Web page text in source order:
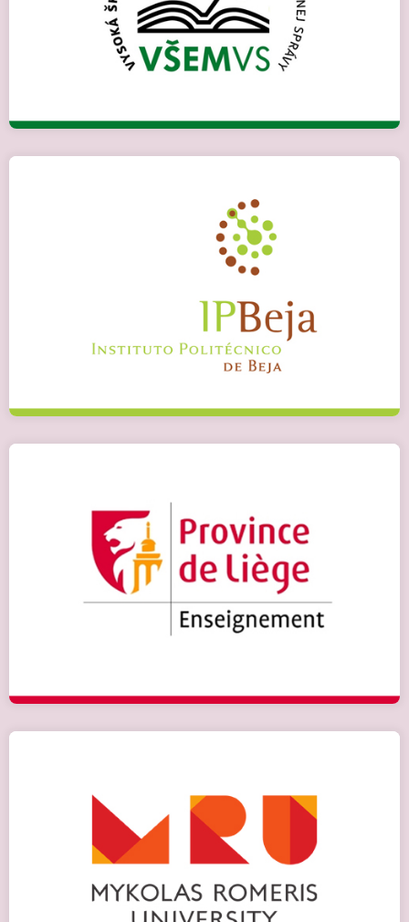
Детальніше
Бежа (Португалія)
Детальніше
Бельгійсько-українська програма
«Міжнародний бізнес»
Детальніше
Університет Миколаса Ромеріса
Детальніше